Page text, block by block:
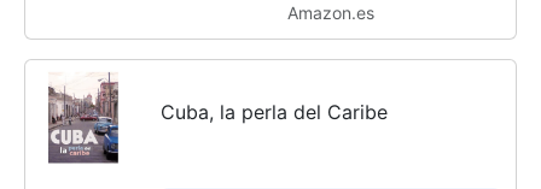
Amazon.es
Cuba, la perla del Caribe